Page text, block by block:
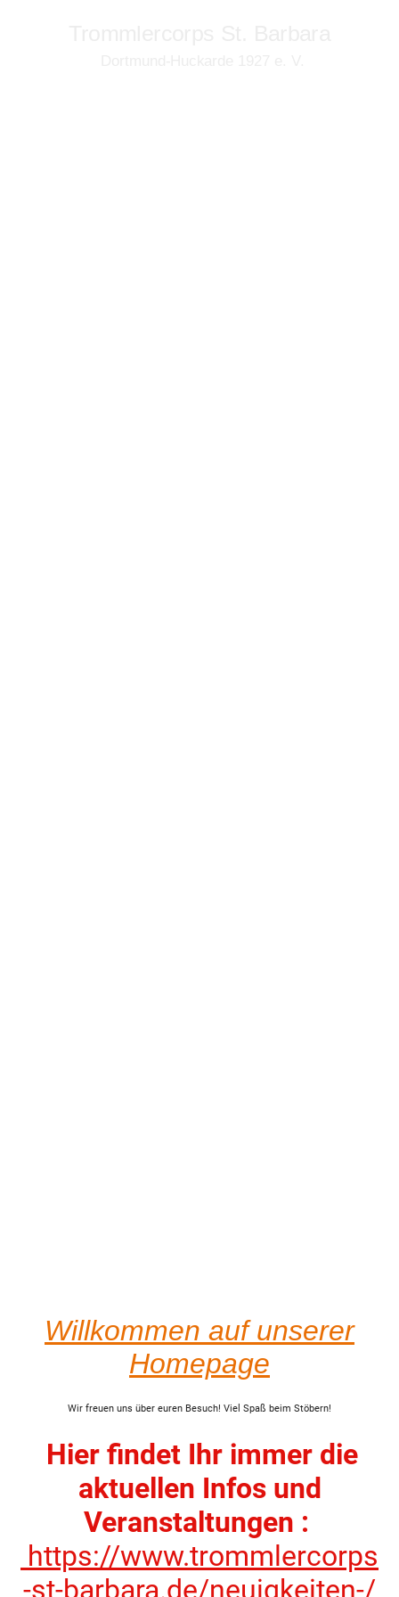
Willkommen auf unserer
Homepage
Wir freuen uns über euren Besuch! Viel Spaß beim Stöbern!
Hier findet Ihr immer die
aktuellen Infos und
Veranstaltungen :
https://www.trommlercorps